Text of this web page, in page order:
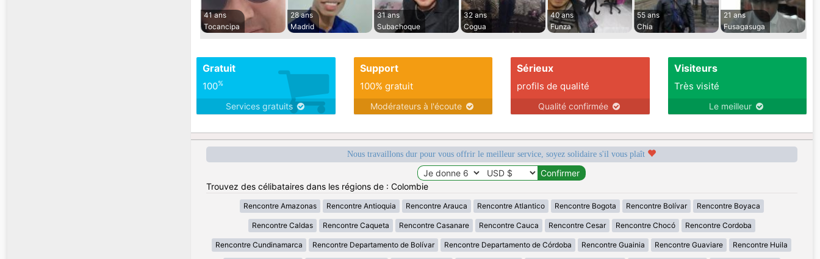
41 ans
Tocancipa
28 ans
Madrid
31 ans
Subachoque
32 ans
Cogua
40 ans
Funza
55 ans
Chia
21 ans
Fusagasuga
Gratuit
100%
Services gratuits
Support
100% gratuit
Modérateurs à l'écoute
Sérieux
profils de qualité
Qualité confirmée
Visiteurs
Très visité
Le meilleur
Nous travaillons dur pour vous offrir le meilleur service, soyez solidaire s'il vous plaît
Trouvez des célibataires dans les régions de : Colombie
Rencontre Amazonas Rencontre Antioquia Rencontre Arauca Rencontre Atlantico Rencontre Bogota Rencontre Bolívar Rencontre Boyaca
Rencontre Caldas Rencontre Caqueta Rencontre Casanare Rencontre Cauca Rencontre Cesar Rencontre Chocó Rencontre Cordoba
Rencontre Cundinamarca Rencontre Departamento de Bolívar Rencontre Departamento de Córdoba Rencontre Guainia Rencontre Guaviare Rencontre Huila